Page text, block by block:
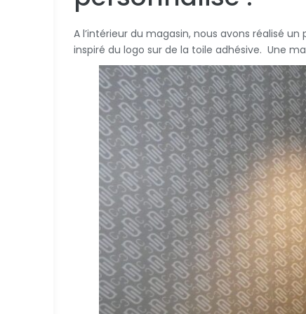
A l’intérieur du magasin, nous avons réalisé
inspiré du logo sur de la toile adhésive. Une